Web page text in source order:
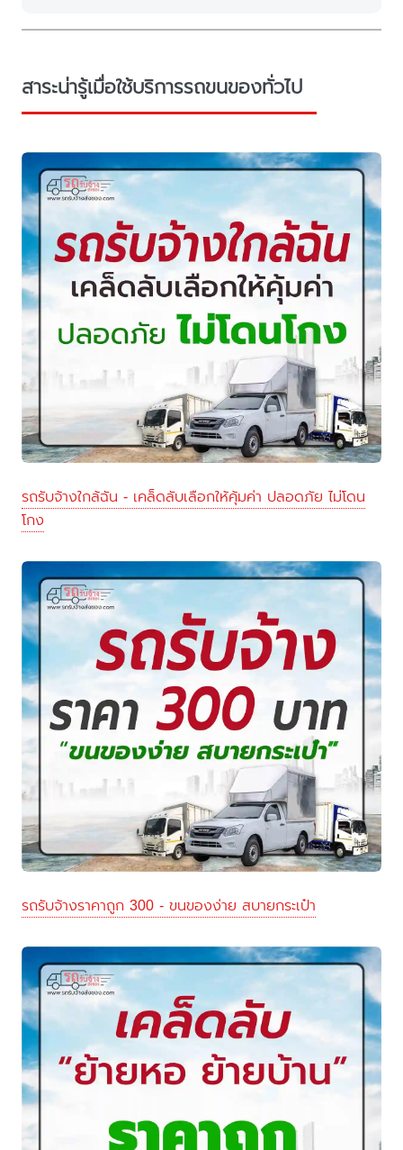
สาระน่ารู้เมื่อใช้บริการรถขนของทั่วไป
รถรับจ้างใกล้ฉัน - เคล็ดลับเลือกให้คุ้มค่า ปลอดภัย ไม่โดน
โกง
รถรับจ้างราคาถูก 300 - ขนของง่าย สบายกระเป๋า